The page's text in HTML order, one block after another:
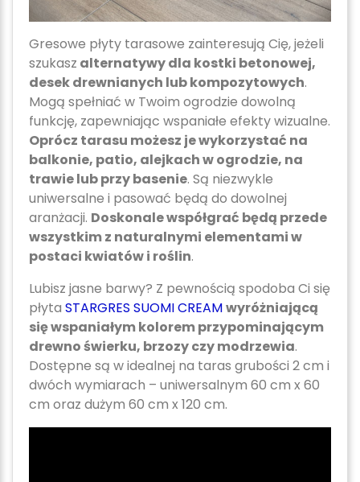
Gresowe płyty tarasowe zainteresują Cię, jeżeli
szukasz alternatywy dla kostki betonowej,
desek drewnianych lub kompozytowych.
Mogą spełniać w Twoim ogrodzie dowolną
funkcję, zapewniając wspaniałe efekty wizualne.
Oprócz tarasu możesz je wykorzystać na
balkonie, patio, alejkach w ogrodzie, na
trawie lub przy basenie. Są niezwykle
uniwersalne i pasować będą do dowolnej
aranżacji. Doskonale współgrać będą przede
wszystkim z naturalnymi elementami w
postaci kwiatów i roślin.
Lubisz jasne barwy? Z pewnością spodoba Ci się
płyta STARGRES SUOMI CREAMwyróżniającą
się wspaniałym kolorem przypominającym
drewno świerku, brzozy czy modrzewia.
Dostępne są w idealnej na taras grubości 2 cm i
dwóch wymiarach – uniwersalnym 60 cm x 60
cm oraz dużym 60 cm x 120 cm.